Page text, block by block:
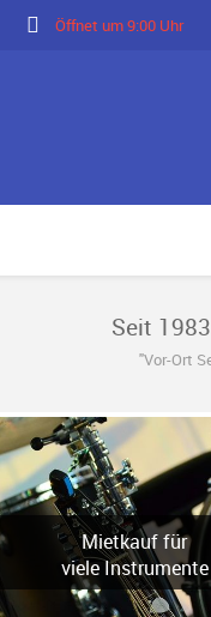
Öffnet um 9:00 Uhr
Seit
"Vor-Ort
Mietkauf für
viele Instrumente